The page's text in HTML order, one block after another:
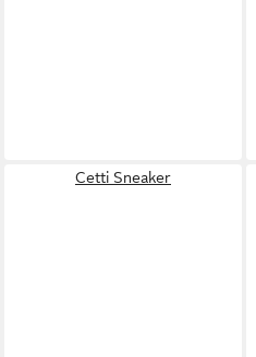
Cetti Sneaker